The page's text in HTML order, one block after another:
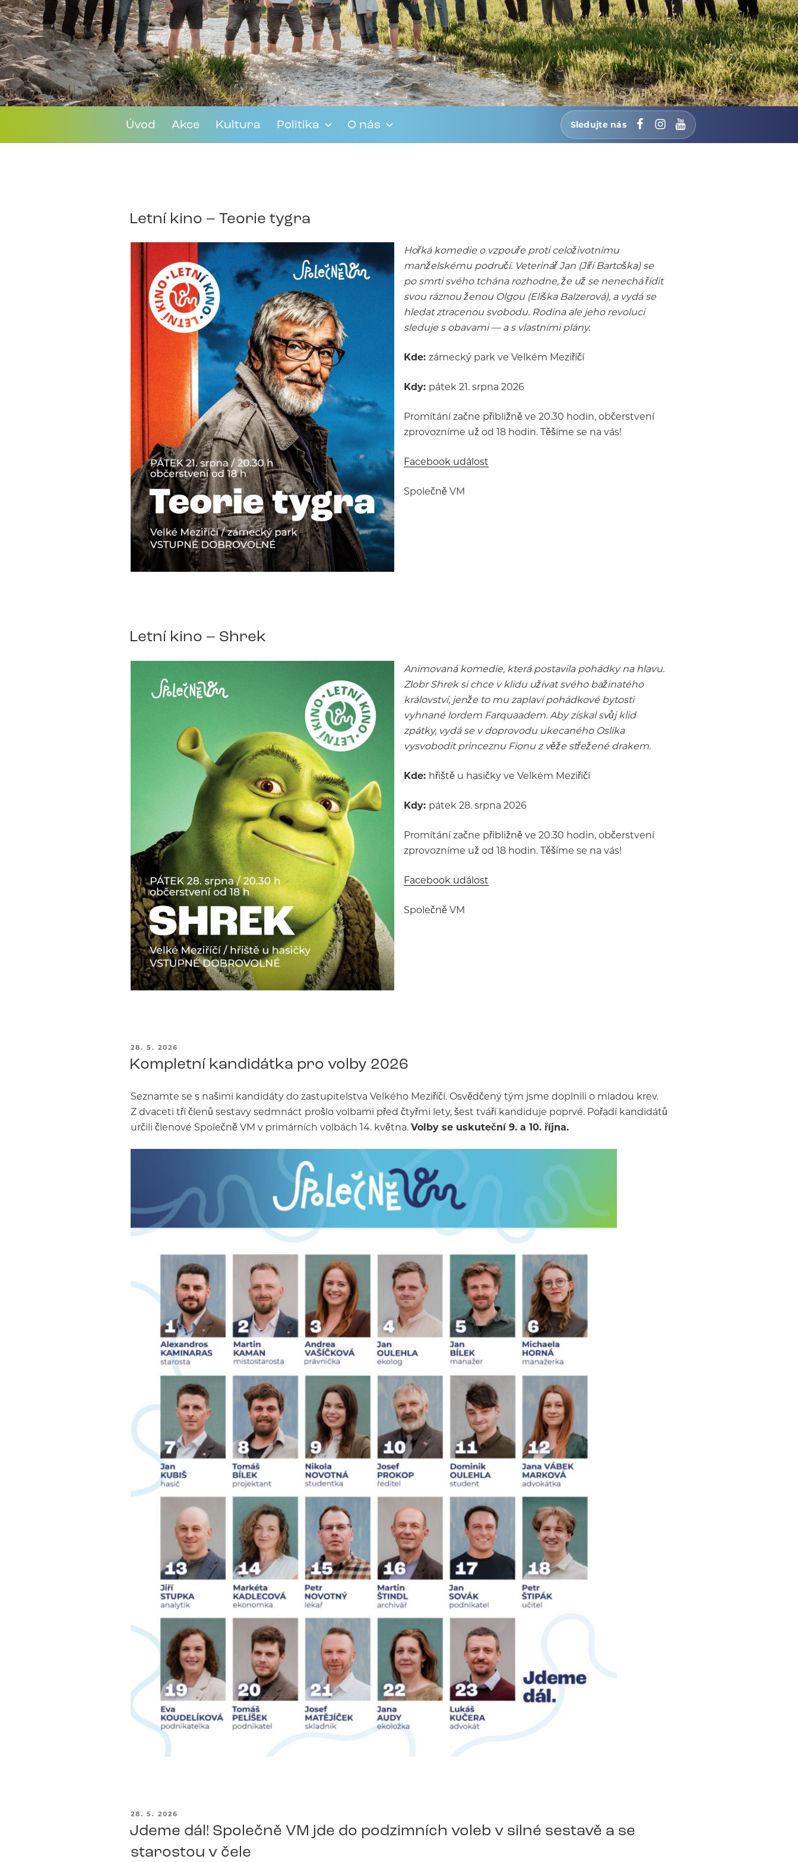
Úvod Akce Kultura Politika O nás Sledujte nás Facebook
Instagram
YouTube
Letní kino – Teorie tygra
Hořká komedie o vzpouře proti celoživotnímu
manželskému područí. Veterinář Jan (Jiří Bartoška) se
po smrti svého tchána rozhodne, že už se nenechá řídit
svou ráznou ženou Olgou (Eliška Balzerová), a vydá se
hledat ztracenou svobodu. Rodina ale jeho revoluci
sleduje s obavami — a s vlastními plány.
Kde: zámecký park ve Velkém Meziříčí
Kdy: pátek 21. srpna 2026
Promítání začne přibližně ve 20.30 hodin, občerstvení
zprovozníme už od 18 hodin. Těšíme se na vás!
Facebook událost
Společně VM
Letní kino – Shrek
Animovaná komedie, která postavila pohádky na hlavu.
Zlobr Shrek si chce v klidu užívat svého bažinatého
království, jenže to mu zaplaví pohádkové bytosti
vyhnané lordem Farquaadem. Aby získal svůj klid
zpátky, vydá se v doprovodu ukecaného Oslíka
vysvobodit princeznu Fionu z věže střežené drakem.
Kde: hřiště u hasičky ve Velkém Meziříčí
Kdy: pátek 28. srpna 2026
Promítání začne přibližně ve 20.30 hodin, občerstvení
zprovozníme už od 18 hodin. Těšíme se na vás!
Facebook událost
Společně VM
PUBLIKOVÁNO
28. 5. 2026
Kompletní kandidátka pro volby 2026
Seznamte se s našimi kandidáty do zastupitelstva Velkého Meziříčí. Osvědčený tým jsme doplnili o mladou krev.
Z dvaceti tří členů sestavy sedmnáct prošlo volbami před čtyřmi lety, šest tváří kandiduje poprvé. Pořadí kandidátů
určili členové Společně VM v primárních volbách 14. května.Volby se uskuteční 9. a 10. října.
PUBLIKOVÁNO
28. 5. 2026
Jdeme dál! Společně VM jde do podzimních voleb v silné sestavě a se
starostou v čele